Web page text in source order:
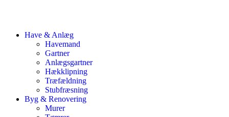
Have & Anlæg
Havemand
Gartner
Anlægsgartner
Hækklipning
Træfældning
Stubfræsning
Byg & Renovering
Murer